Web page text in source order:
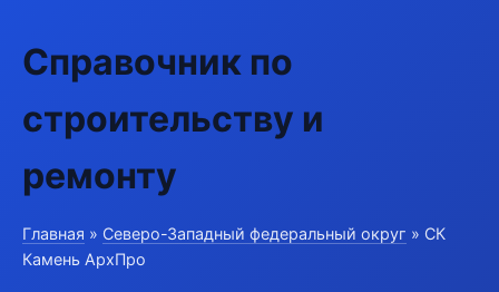
Справочник по
строительству и
ремонту
Главная » Северо-Западный федеральный округ » СК
Камень АрхПро